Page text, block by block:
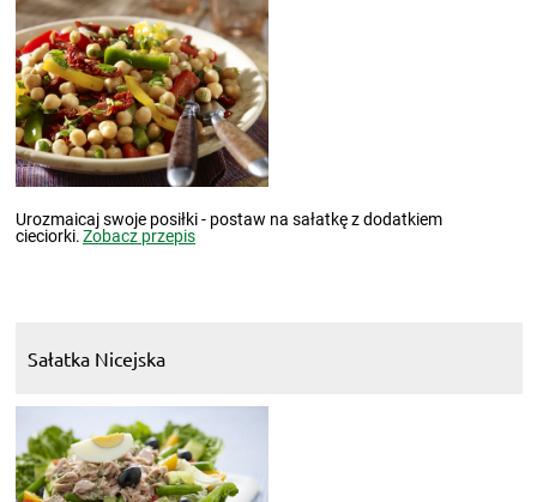
Urozmaicaj swoje posiłki - postaw na sałatkę z dodatkiem
cieciorki.Zobacz przepis
Sałatka Nicejska